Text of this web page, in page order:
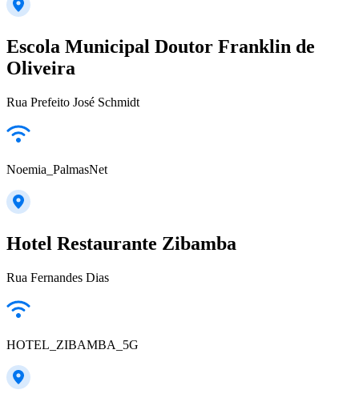
Escola Municipal Doutor Franklin de
Oliveira
Rua Prefeito José Schmidt
Noemia_PalmasNet
Hotel Restaurante Zibamba
Rua Fernandes Dias
HOTEL_ZIBAMBA_5G